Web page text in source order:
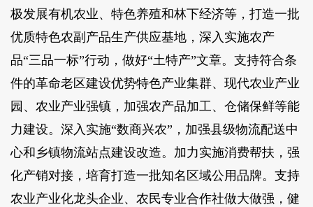
极发展有机农业、特色养殖和林下经济等，打造一批
优质特色农副产品生产供应基地，深入实施农产
品“三品一标”行动，做好“土特产”文章。支持符合条
件的革命老区建设优势特色产业集群、现代农业产业
园、农业产业强镇，加强农产品加工、仓储保鲜等能
力建设。深入实施“数商兴农”，加强县级物流配送中
心和乡镇物流站点建设改造。加力实施消费帮扶，强
化产销对接，培育打造一批知名区域公用品牌。支持
农业产业化龙头企业、农民专业合作社做大做强，健